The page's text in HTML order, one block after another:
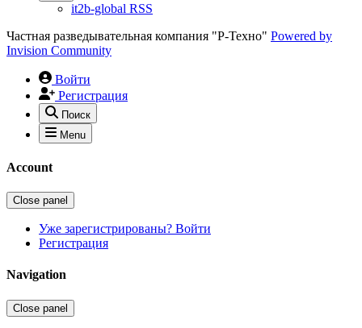
it2b-global RSS
Частная разведывательная компания "Р-Техно" Powered by
Invision Community
Войти
Регистрация
Поиск
Menu
Account
Close panel
Уже зарегистрированы? Войти
Регистрация
Navigation
Close panel